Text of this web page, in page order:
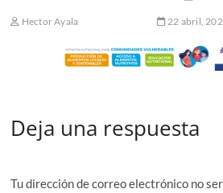
Hector Ayala 22 abril,
Deja una respuesta
Tu dirección de correo electrónico no